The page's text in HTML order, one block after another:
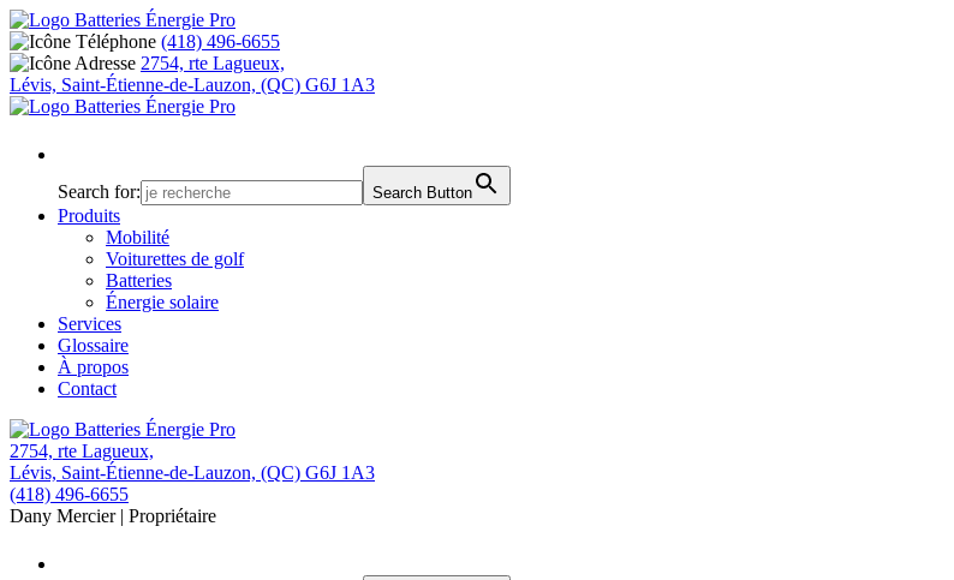
(418) 496-6655
2754, rte Lagueux,
Lévis, Saint-Étienne-de-Lauzon, (QC) G6J 1A3
Search for: Search Button
Produits
Mobilité
Voiturettes de golf
Batteries
Énergie solaire
Services
Glossaire
À propos
Contact
2754, rte Lagueux,
Lévis, Saint-Étienne-de-Lauzon, (QC) G6J 1A3
(418) 496-6655
Dany Mercier| Propriétaire